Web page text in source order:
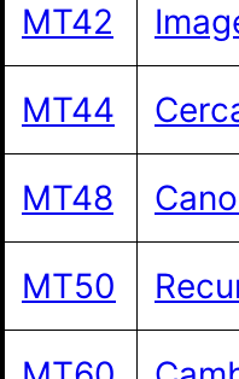
MT42
MT44
MT48
MT50